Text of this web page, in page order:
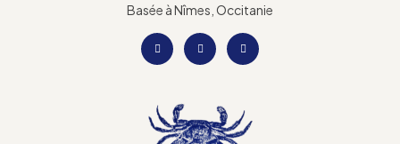
Basée à Nîmes, Occitanie